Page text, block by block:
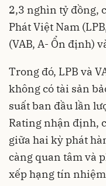
2,3 nghìn tỷ đồng,
Phát Việt Nam
(VAB, A- Ổn định)
Trong đó, LPB và
không có tài sản
suất ban đầu lần
Rating nhận định,
giữa hai kỳ phát
càng quan tâm và
xếp hạng tín